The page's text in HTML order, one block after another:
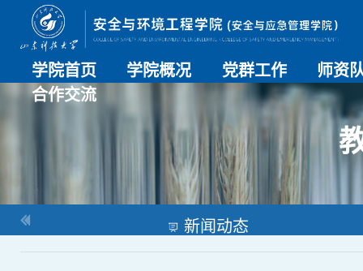
学院首页 学院概况 党群工作 师资
师资总
导师名
教师简
合作交流
新闻动态